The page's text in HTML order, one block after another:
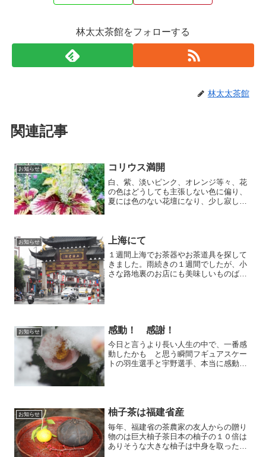
林太太茶館をフォローする
林太太茶館
関連記事
お知らせ コリウス満開
白、紫、淡いピンク、オレンジ等々、花
の色はどうしても主張しない色に偏り、
夏には色のない花壇になり、少し寂し
お知らせ 上海にて
１週間上海でお茶器やお茶道具を探して
きました。雨続きの１週間でしたが、小
さな路地裏のお店にも美味しいものばか
お知らせ 感動！ 感謝！
今日と言うより長い人生の中で、一番感
動したかも と思う瞬間フギュアスケー
トの羽生選手と宇野選手、本当に感動し
お知らせ 柚子茶は福建省産
毎年、福建省の茶農家の友人からの贈り
物のは巨大柚子茶日本の柚子の１０倍は
ありそうな大きな柚子は中身を取った